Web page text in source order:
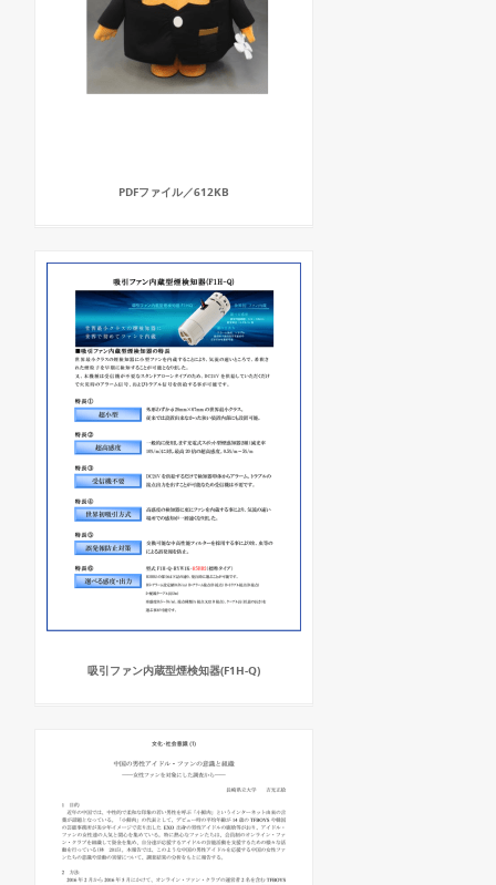
PDFファイル／612KB
吸引ファン内蔵型煙検知器(F1H-Q)